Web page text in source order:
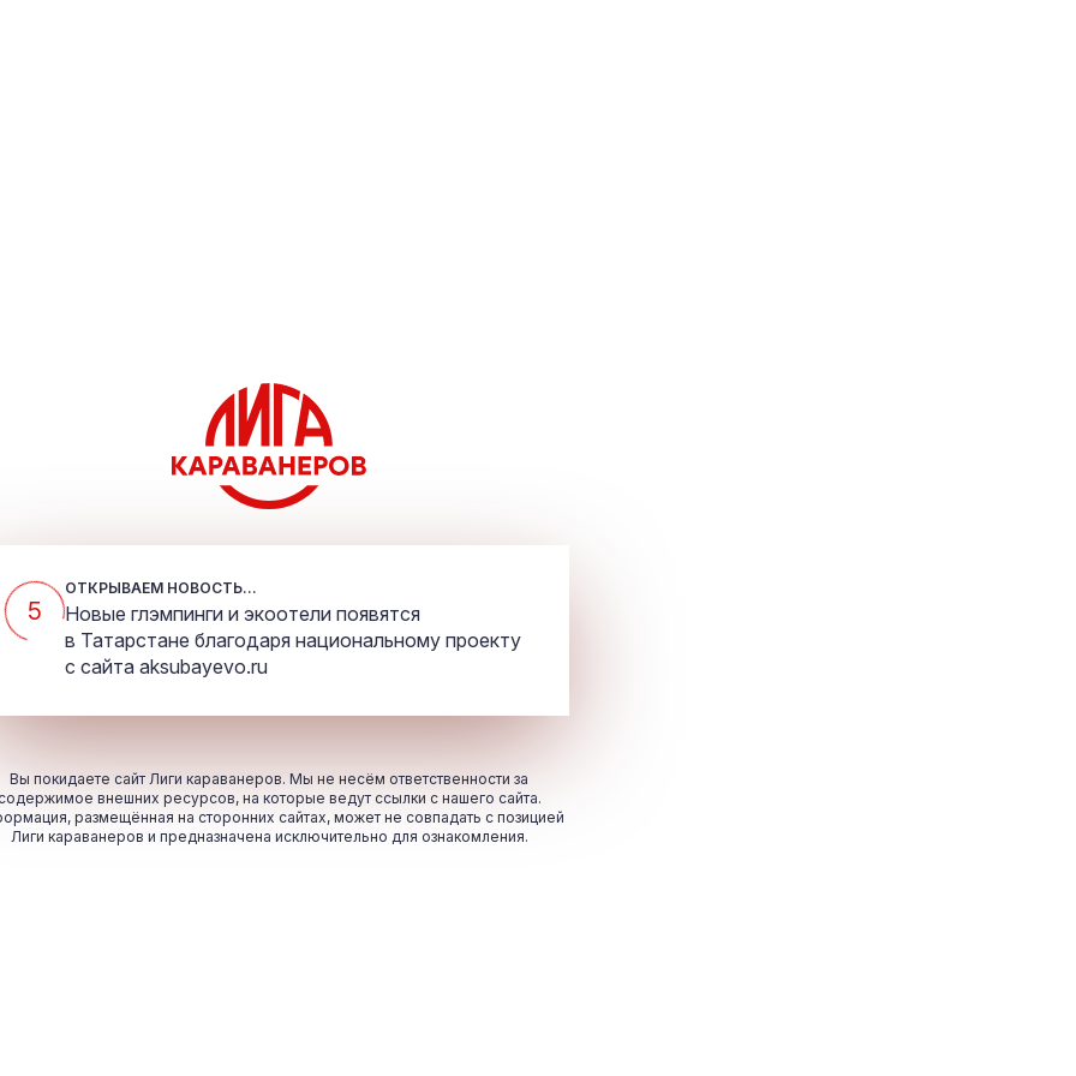
5
ОТКРЫВАЕМ НОВОСТЬ...
Новые глэмпинги и экоотели появятся
в Татарстане благодаря национальному проекту
с сайта aksubayevo.ru
Вы покидаете сайт Лиги караванеров. Мы не несём ответственности за
внешних ресурсов, на которые ведут ссылки с нашего сайта.
размещённая на сторонних сайтах, может не совпадать с позицией
Лиги караванеров и предназначена исключительно для ознакомления.